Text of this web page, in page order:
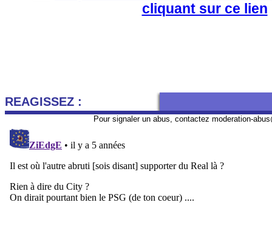
cliquant sur ce lien
REAGISSEZ :
Pour signaler un abus, contactez moderation-